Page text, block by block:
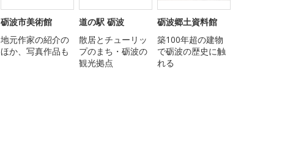
砺波市美術館
地元作家の紹介の
ほか、写真作品も
道の駅 砺波
散居とチューリッ
プのまち・砺波の
観光拠点
砺波郷土資料館
築100年超の建物
で砺波の歴史に触
れる